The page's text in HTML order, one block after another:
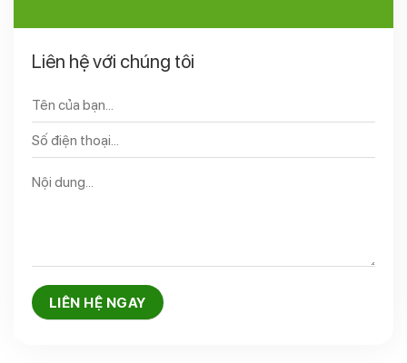
Liên hệ với chúng tôi